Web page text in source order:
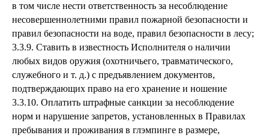
в том числе нести ответственность за несоблюдение
несовершеннолетними правил пожарной безопасности и
правил безопасности на воде, правил безопасности в лесу;
3.3.9. Ставить в известность Исполнителя о наличии
любых видов оружия (охотничьего, травматического,
служебного и т. д.) с предъявлением документов,
подтверждающих право на его хранение и ношение
3.3.10. Оплатить штрафные санкции за несоблюдение
норм и нарушение запретов, установленных в Правилах
пребывания и проживания в глэмпинге в размере,